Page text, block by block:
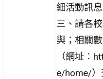
細活動訊
三、請各
與；相關
（網址：
e/home/）